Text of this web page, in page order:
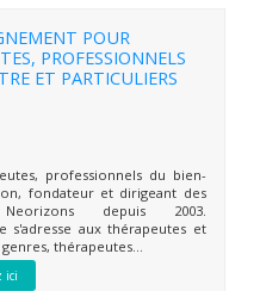
POUR
PROFESSIONNELS
ET PARTICULIERS
professionnels du bien-
fondateur et dirigeant des
depuis 2003.
s'adresse aux thérapeutes et
thérapeutes...
ici